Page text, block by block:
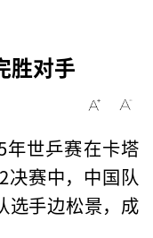
胜对手
年世乒赛在卡塔
决赛中，中国队
选手边松景，成